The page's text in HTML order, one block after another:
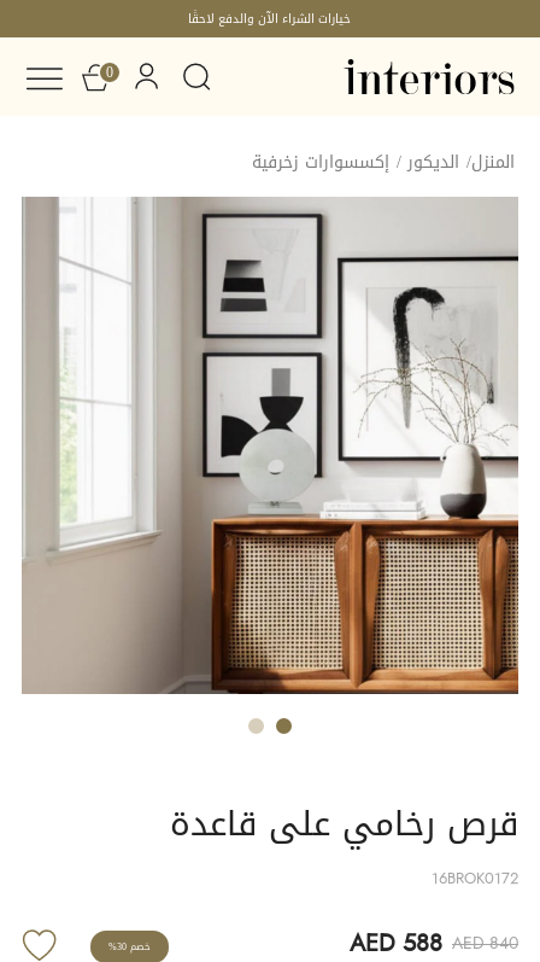
خيارات الشراء الآن والدفع لاحقًا
0
المنزل/ الديكور/ إكسسوارات زخرفية
قرص رخامي على قاعدة
16BROK0172
AED 588 AED 840 خصم 30%